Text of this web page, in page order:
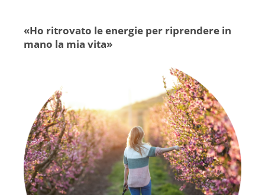
«Ho ritrovato le energie per riprendere in
mano la mia vita»